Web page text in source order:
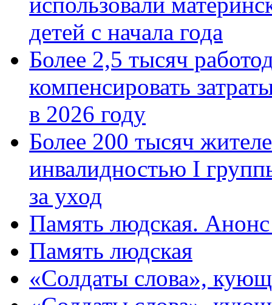
детей с начала года
Более 2,5 тысяч
компенсировать
в 2026 году
Более 200 тысяч
инвалидностью I
за уход
Память людская.
Память людская
«Солдаты слова»,